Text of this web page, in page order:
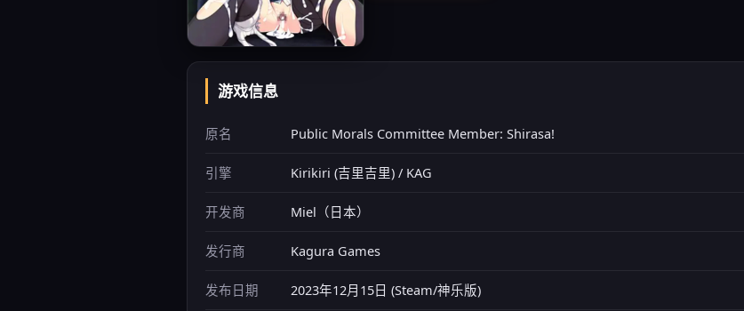
游戏信息
原名 Public Morals Committee Member: Shirasa!
引擎 Kirikiri (吉里吉里) / KAG
开发商 Miel（日本）
发行商 Kagura Games
发布日期 2023年12月15日 (Steam/神乐版)